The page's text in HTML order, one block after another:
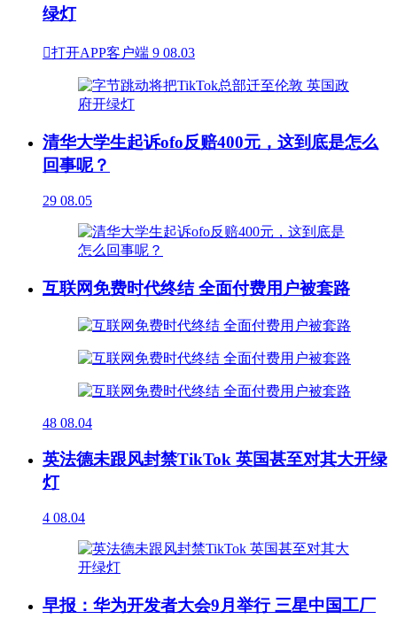
绿灯
打开APP客户端 9 08.03
清华大学生起诉ofo反赔400元，这到底是怎么
回事呢？
29 08.05
互联网免费时代终结 全面付费用户被套路
48 08.04
英法德未跟风封禁TikTok 英国甚至对其大开绿
灯
4 08.04
早报：华为开发者大会9月举行 三星中国工厂